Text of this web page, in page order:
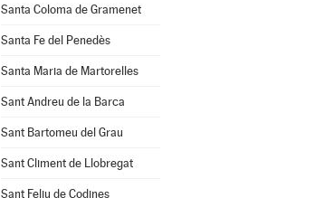
Santa Coloma de Gramenet
Santa Fe del Penedès
Santa Maria de Martorelles
Sant Andreu de la Barca
Sant Bartomeu del Grau
Sant Climent de Llobregat
Sant Feliu de Codines